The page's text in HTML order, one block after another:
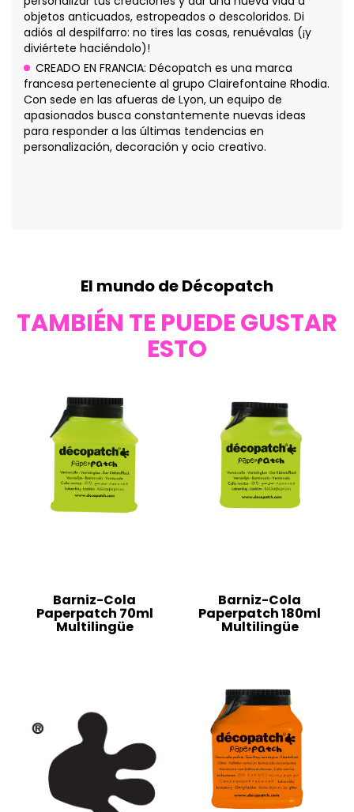
objetos anticuados, estropeados o descoloridos. Di
adiós al despilfarro: no tires las cosas, renuévalas (¡y
diviértete haciéndolo)!
CREADO EN FRANCIA: Décopatch es una marca
francesa perteneciente al grupo Clairefontaine Rhodia.
Con sede en las afueras de Lyon, un equipo de
apasionados busca constantemente nuevas ideas
para responder a las últimas tendencias en
personalización, decoración y ocio creativo.
El mundo de Décopatch
TAMBIÉN TE PUEDE GUSTAR
ESTO
Barniz-Cola
Paperpatch 70ml
Multilingüe
Barniz-Cola
Paperpatch 180ml
Multilingüe